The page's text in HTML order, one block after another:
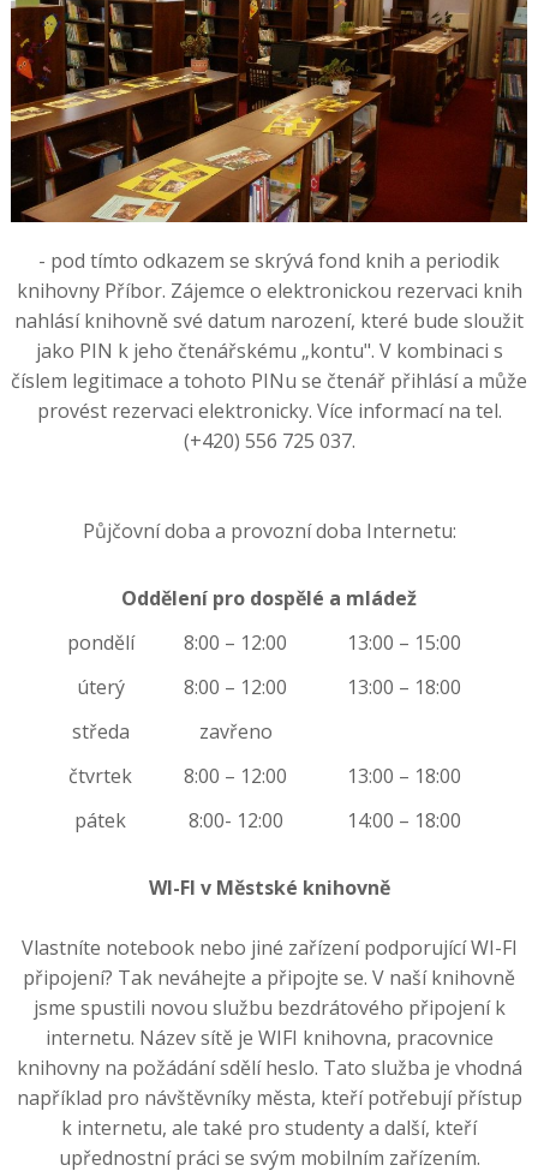
- pod tímto odkazem se skrývá fond knih a periodik
knihovny Příbor. Zájemce o elektronickou rezervaci knih
nahlásí knihovně své datum narození, které bude sloužit
jako PIN k jeho čtenářskému „kontu". V kombinaci s
číslem legitimace a tohoto PINu se čtenář přihlásí a může
provést rezervaci elektronicky. Více informací na tel.
(+420) 556 725 037.
Půjčovní doba a provozní doba Internetu:
Oddělení pro dospělé a mládež
pondělí
8:00 – 12:00
13:00 – 15:00
úterý
8:00 – 12:00
13:00 – 18:00
středa
zavřeno
čtvrtek
8:00 – 12:00
13:00 – 18:00
pátek
8:00- 12:00 14:00 – 18:00
WI-FI v Městské knihovně
Vlastníte notebook nebo jiné zařízení podporující WI-FI
připojení? Tak neváhejte a připojte se. V naší knihovně
jsme spustili novou službu bezdrátového připojení k
internetu. Název sítě je WIFI knihovna, pracovnice
knihovny na požádání sdělí heslo. Tato služba je vhodná
například pro návštěvníky města, kteří potřebují přístup
k internetu, ale také pro studenty a další, kteří
upřednostní práci se svým mobilním zařízením.